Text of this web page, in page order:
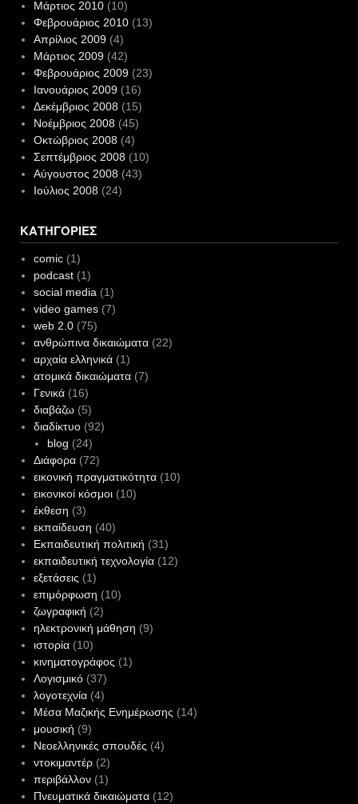
Μάρτιος 2010(10)
Φεβρουάριος 2010(13)
Απρίλιος 2009(4)
Μάρτιος 2009(42)
Φεβρουάριος 2009(23)
Ιανουάριος 2009(16)
Δεκέμβριος 2008(15)
Νοέμβριος 2008(45)
Οκτώβριος 2008(4)
Σεπτέμβριος 2008(10)
Αύγουστος 2008(43)
Ιούλιος 2008(24)
ΚΑΤΗΓΟΡΊΕΣ
comic(1)
podcast(1)
social media(1)
video games(7)
web 2.0(75)
ανθρώπινα δικαιώματα(22)
αρχαία ελληνικά(1)
ατομικά δικαιώματα(7)
Γενικά(16)
διαβάζω(5)
διαδίκτυο(92)
blog (24)
Διάφορα(72)
εικονική πραγματικότητα(10)
εικονικοί κόσμοι(10)
έκθεση (3)
εκπαίδευση (40)
Εκπαιδευτική πολιτική (31)
εκπαιδευτική τεχνολογία(12)
εξετάσεις (1)
επιμόρφωση (10)
ζωγραφική (2)
ηλεκτρονική μάθηση (9)
ιστορία(10)
κινηματογράφος (1)
Λογισμικό(37)
λογοτεχνία(4)
Μέσα Μαζικής Ενημέρωσης (14)
μουσική (9)
Νεοελληνικές σπουδές (4)
ντοκιμαντέρ(2)
περιβάλλον(1)
Πνευματικά δικαιώματα(12)